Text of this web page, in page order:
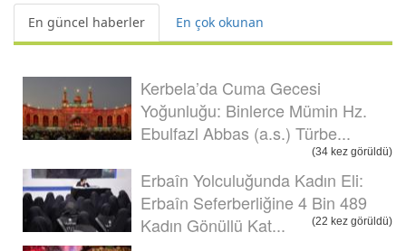
En güncel haberler En çok okunan
Kerbela’da Cuma Gecesi
Yoğunluğu: Binlerce Mümin Hz.
Ebulfazl Abbas (a.s.) Türbe...
(34 kez görüldü)
Erbaîn Yolculuğunda Kadın Eli:
Erbaîn Seferberliğine 4 Bin 489
Kadın Gönüllü Kat...
(22 kez görüldü)